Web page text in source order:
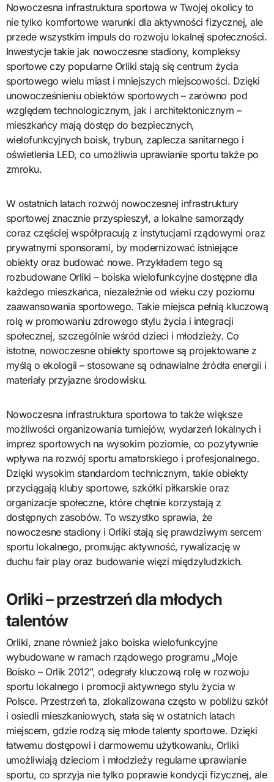
Nowoczesna infrastruktura sportowa w Twojej okolicy to
nie tylko komfortowe warunki dla aktywności fizycznej, ale
przede wszystkim impuls do rozwoju lokalnej społeczności.
Inwestycje takie jak nowoczesne stadiony, kompleksy
sportowe czy popularne Orliki stają się centrum życia
sportowego wielu miast i mniejszych miejscowości. Dzięki
unowocześnieniu obiektów sportowych – zarówno pod
względem technologicznym, jak i architektonicznym –
mieszkańcy mają dostęp do bezpiecznych,
wielofunkcyjnych boisk, trybun, zaplecza sanitarnego i
oświetlenia LED, co umożliwia uprawianie sportu także po
zmroku.
W ostatnich latach rozwój nowoczesnej infrastruktury
sportowej znacznie przyspieszył, a lokalne samorządy
coraz częściej współpracują z instytucjami rządowymi oraz
prywatnymi sponsorami, by modernizować istniejące
obiekty oraz budować nowe. Przykładem tego są
rozbudowane Orliki – boiska wielofunkcyjne dostępne dla
każdego mieszkańca, niezależnie od wieku czy poziomu
zaawansowania sportowego. Takie miejsca pełnią kluczową
rolę w promowaniu zdrowego stylu życia i integracji
społecznej, szczególnie wśród dzieci i młodzieży. Co
istotne, nowoczesne obiekty sportowe są projektowane z
myślą o ekologii – stosowane są odnawialne źródła energii i
materiały przyjazne środowisku.
Nowoczesna infrastruktura sportowa to także większe
możliwości organizowania turniejów, wydarzeń lokalnych i
imprez sportowych na wysokim poziomie, co pozytywnie
wpływa na rozwój sportu amatorskiego i profesjonalnego.
Dzięki wysokim standardom technicznym, takie obiekty
przyciągają kluby sportowe, szkółki piłkarskie oraz
organizacje społeczne, które chętnie korzystają z
dostępnych zasobów. To wszystko sprawia, że
nowoczesne stadiony i Orliki stają się prawdziwym sercem
sportu lokalnego, promując aktywność, rywalizację w
duchu fair play oraz budowanie więzi międzyludzkich.
Orliki – przestrzeń dla młodych
talentów
Orliki, znane również jako boiska wielofunkcyjne
wybudowane w ramach rządowego programu „Moje
Boisko – Orlik 2012”, odegrały kluczową rolę w rozwoju
sportu lokalnego i promocji aktywnego stylu życia w
Polsce. Przestrzeń ta, zlokalizowana często w pobliżu szkół
i osiedli mieszkaniowych, stała się w ostatnich latach
miejscem, gdzie rodzą się młode talenty sportowe. Dzięki
łatwemu dostępowi i darmowemu użytkowaniu, Orliki
umożliwiają dzieciom i młodzieży regularne uprawianie
sportu, co sprzyja nie tylko poprawie kondycji fizycznej, ale